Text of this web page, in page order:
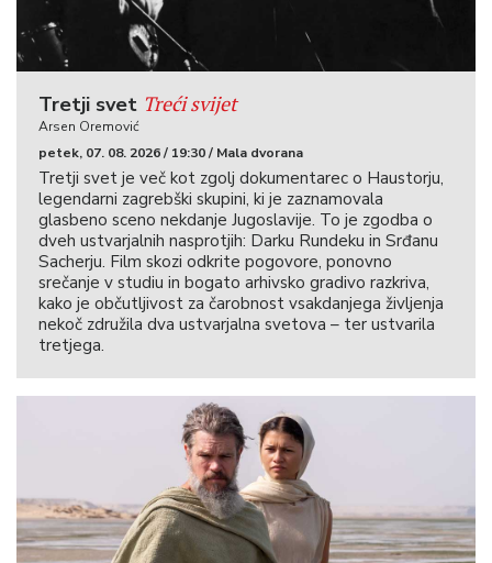
Tretji svet Treći svijet
Arsen Oremović
petek, 07. 08. 2026 / 19:30 / Mala dvorana
Tretji svet je več kot zgolj dokumentarec o Haustorju,
legendarni zagrebški skupini, ki je zaznamovala
glasbeno sceno nekdanje Jugoslavije. To je zgodba o
dveh ustvarjalnih nasprotjih: Darku Rundeku in Srđanu
Sacherju. Film skozi odkrite pogovore, ponovno
srečanje v studiu in bogato arhivsko gradivo razkriva,
kako je občutljivost za čarobnost vsakdanjega življenja
nekoč združila dva ustvarjalna svetova – ter ustvarila
tretjega.